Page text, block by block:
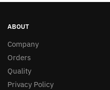
ABOUT
Company
Orders
Quality
Privacy Policy